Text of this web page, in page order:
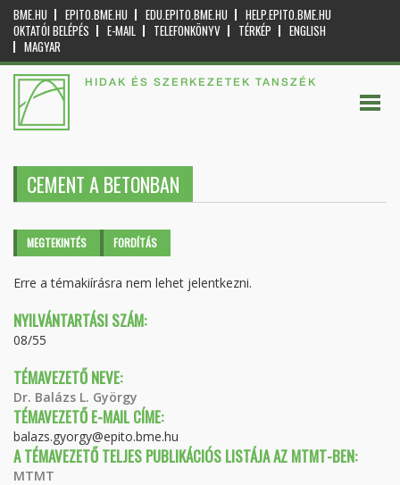
BME.HU EPITO.BME.HU EDU.EPITO.BME.HU
HELP.EPITO.BME.HU
OKTATÓI BELÉPÉS
E-MAIL TELEFONKÖNYV TÉRKÉP
ENGLISH
MAGYAR
HIDAK ÉS SZERKEZETEK TANSZÉK
CEMENT A BETONBAN
Elsődleges fülek
MEGTEKINTÉS (AKTÍVFORDÍTÁS
Erre a témakiírásra nem lehet jelentkezni.
NYILVÁNTARTÁSI SZÁM:
08/55
TÉMAVEZETŐ NEVE:
Dr. Balázs L. György
TÉMAVEZETŐ E-MAIL CÍME:
balazs.gyorgy@epito.bme.hu
A TÉMAVEZETŐ TELJES PUBLIKÁCIÓS LISTÁJA AZ MTMT-BEN:
MTMT